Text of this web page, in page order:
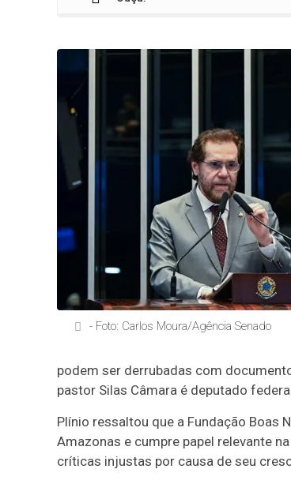
- Foto: Carlos Moura/Agência Senado
podem ser derrubadas com
pastor Silas Câmara é deputado
Plínio ressaltou que a Fundação Boas
Amazonas e cumpre papel relevante
críticas injustas por causa de seu